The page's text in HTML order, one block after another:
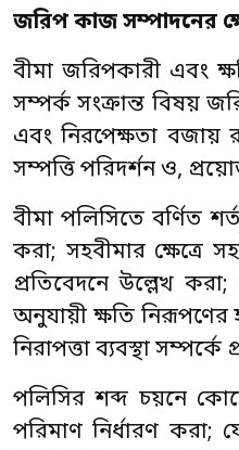
জরিপ কাজ সম্পাদনের
বীমা জরিপকারী এবং
সম্পর্ক সংক্রান্ত বিষয়
এবং নিরপেক্ষতা বজায়
সম্পত্তি পরিদর্শন ও,
বীমা পলিসিতে বর্ণিত
করা; সহবীমার ক্ষেত্রে
প্রতিবেদনে উল্লেখ
অনুযায়ী ক্ষতি নিরূপণের
নিরাপত্তা ব্যবস্থা
পলিসির শব্দ চয়নে
পরিমাণ নির্ধারণ করা;